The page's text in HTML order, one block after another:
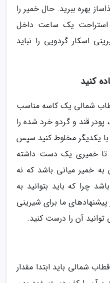
بهره ببرید. حال خمیر را
استراحت یک ساعت داخل
اسکار گردویی را نباید
شمالی یک کاسه مناسب
پودر قند و گردو خرد شده را
با یکدیگر مخلوط کنید سپس
تا خمیری یک دست داشته
به خمیر میانی باشد که نه
چرا که باید بتوانید به
پیشنهادهای ما برای شیرینی
آن را درست کنید.
شمالی باید ابتدا مقدار